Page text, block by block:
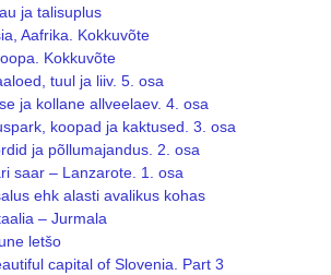
ja talisuplus
Aafrika. Kokkuvõte
Kokkuvõte
tuul ja liiv. 5. osa
ja kollane allveelaev. 4. osa
koopad ja kaktused. 3. osa
ja põllumajandus. 2. osa
saar – Lanzarote. 1. osa
ehk alasti avalikus kohas
– Jurmala
letšo
capital of Slovenia. Part 3